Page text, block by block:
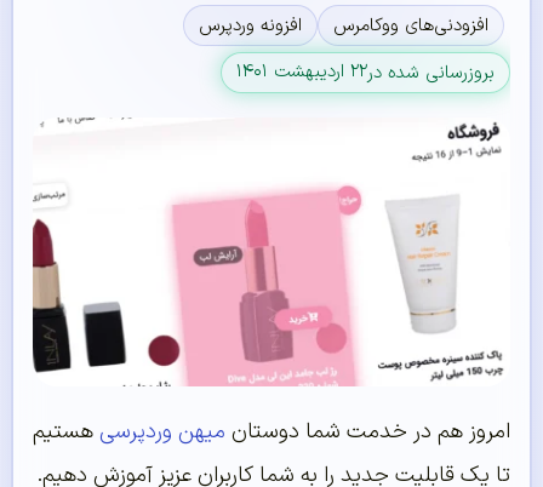
افزودنی‌های ووکامرس
افزونه وردپرس
بروزرسانی شده در۲۲ اردیبهشت ۱۴۰۱
امروز هم در خدمت شما دوستان میهن وردپرسی هستیم
تا یک قابلیت جدید را به شما کاربران عزیز آموزش دهیم.